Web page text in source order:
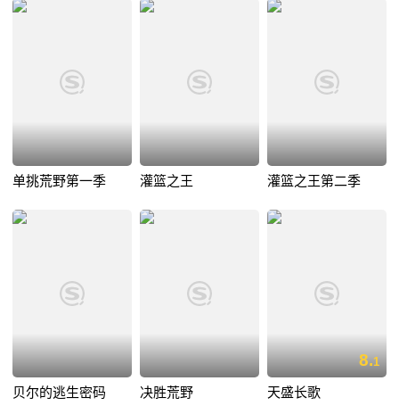
单挑荒野第一季 灌篮之王 灌篮之王第二季
贝尔的逃生密码 决胜荒野
8.1
天盛长歌